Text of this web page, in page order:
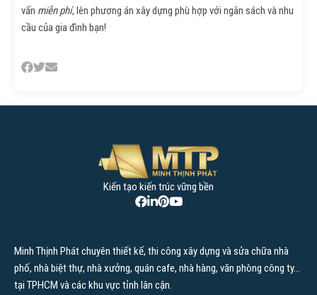
vấn miễn phí, lên phương án xây dựng phù hợp với ngân sách và nhu
cầu của gia đình bạn!
Báo giá xây dựng
Cẩm nang xây dựng
Nội thất
Kiến tạo kiến trúc vững bền
Minh Thịnh Phát chuyên thiết kế, thi công xây dựng và sửa chữa nhà
phố, nhà biệt thự, nhà xưởng, quán cafe, nhà hàng, văn phòng công ty…
tại TPHCM và các khu vực tỉnh lân cận.